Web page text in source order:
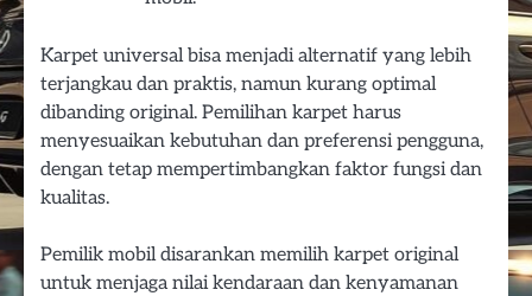
Karpet universal bisa menjadi alternatif yang lebih
terjangkau dan praktis, namun kurang optimal
dibanding original. Pemilihan karpet harus
menyesuaikan kebutuhan dan preferensi pengguna,
dengan tetap mempertimbangkan faktor fungsi dan
kualitas.
Pemilik mobil disarankan memilih karpet original
untuk menjaga nilai kendaraan dan kenyamanan